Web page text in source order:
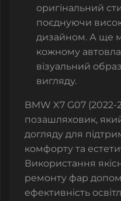
оригінальний
поєднуючи
дизайном. А ще
кожному
візуальний
вигляду.
BMW X7 G07
позашляховик,
догляду для
комфорту та
Використання
ремонту фар
ефективність